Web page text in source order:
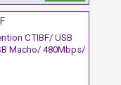
CTIBF/ USB
Macho/ 480Mbps/